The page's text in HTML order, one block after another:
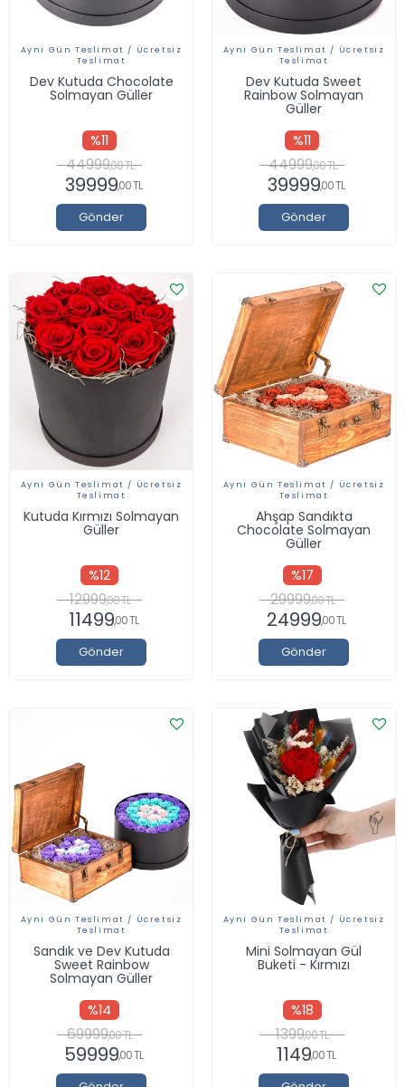
Aynı Gün Teslimat / Ücretsiz
Teslimat
Dev Kutuda Chocolate
Solmayan Güller
%11
44999,00 TL
39999,00 TL
Gönder
Aynı Gün Teslimat / Ücretsiz
Teslimat
Dev Kutuda Sweet
Rainbow Solmayan
Güller
%11
44999,00 TL
39999,00 TL
Gönder
Aynı Gün Teslimat / Ücretsiz
Teslimat
Kutuda Kırmızı Solmayan
Güller
%12
12999,00 TL
11499,00 TL
Gönder
Aynı Gün Teslimat / Ücretsiz
Teslimat
Ahşap Sandıkta
Chocolate Solmayan
Güller
%17
29999,00 TL
24999,00 TL
Gönder
Aynı Gün Teslimat / Ücretsiz
Teslimat
Sandık ve Dev Kutuda
Sweet Rainbow
Solmayan Güller
%14
69999,00 TL
59999,00 TL
Aynı Gün Teslimat / Ücretsiz
Teslimat
Mini Solmayan Gül
Buketi - Kırmızı
%18
1399,00 TL
1149,00 TL